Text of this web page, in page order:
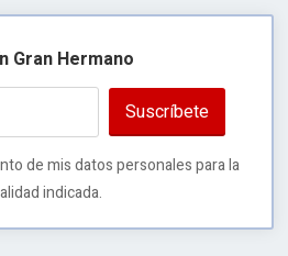
Gran Hermano
Suscríbete
de mis datos personales para la
indicada.